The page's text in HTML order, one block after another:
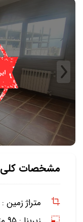
مشخصات کلی
متراژ زمین :